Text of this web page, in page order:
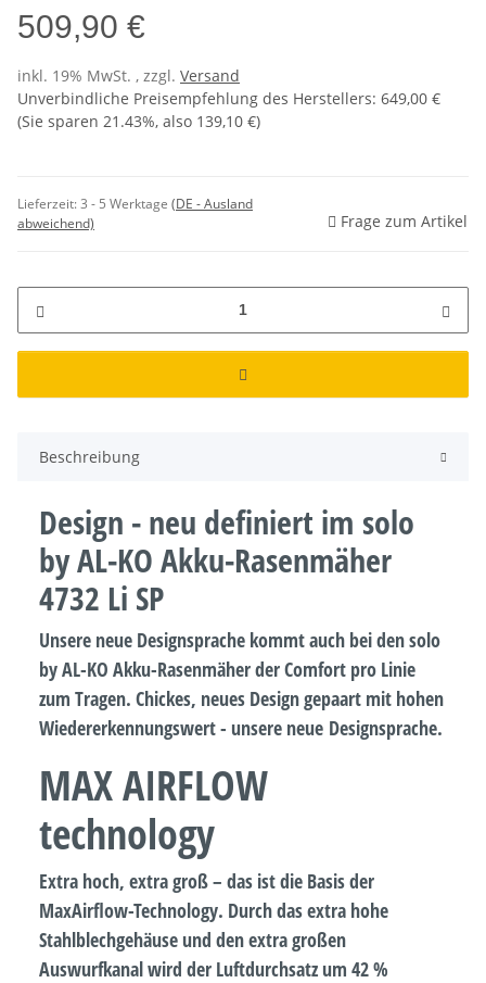
509,90 €
inkl. 19% MwSt. , zzgl. Versand
Unverbindliche Preisempfehlung des Herstellers: 649,00 €
(Sie sparen 21.43%, also 139,10 €)
Lieferzeit:3 - 5 Werktage (DE - Ausland
abweichend)
Frage zum Artikel
Beschreibung
Design - neu definiert im solo
by AL-KO Akku-Rasenmäher
4732 Li SP
Unsere neue Designsprache kommt auch bei den solo
by AL-KO Akku-Rasenmäher der Comfort pro Linie
zum Tragen. Chickes, neues Design gepaart mit hohen
Wiedererkennungswert - unsere neue Designsprache.
MAX AIRFLOW
technology
Extra hoch, extra groß – das ist die Basis der
MaxAirflow-Technology. Durch das extra hohe
Stahlblechgehäuse und den extra großen
Auswurfkanal wird der Luftdurchsatz um 42 %